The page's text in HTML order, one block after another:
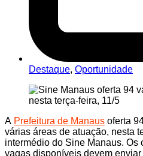
Destaque, Oportunidade
A Prefeitura de Manaus oferta
várias áreas de atuação, nesta
intermédio do Sine Manaus.
vagas disponíveis devem enviar